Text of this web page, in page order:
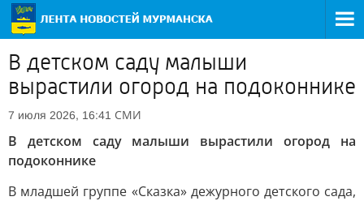
В детском саду малыши
вырастили огород на подоконнике
7 июля 2026, 16:41 СМИ
В детском саду малыши вырастили огород на
подоконнике
В младшей группе «Сказка» дежурного детского сада,